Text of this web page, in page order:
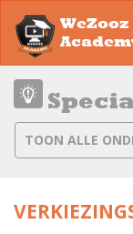
WeZooz
TOON ALLE